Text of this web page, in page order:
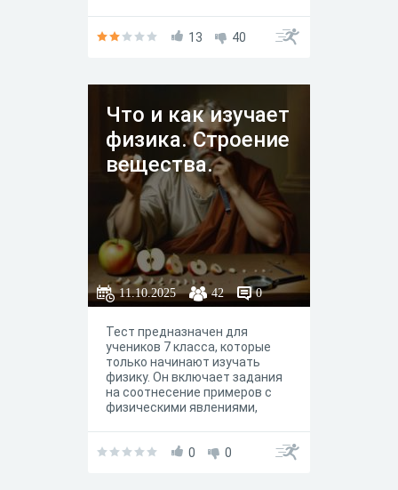
13 40
Что и как изучает
физика. Строение
вещества.
11.10.2025 42 0
Тест предназначен для
учеников 7 класса, которые
только начинают изучать
физику. Он включает задания
на соотнесение примеров с
физическими явлениями,
научного исследования,
0 0